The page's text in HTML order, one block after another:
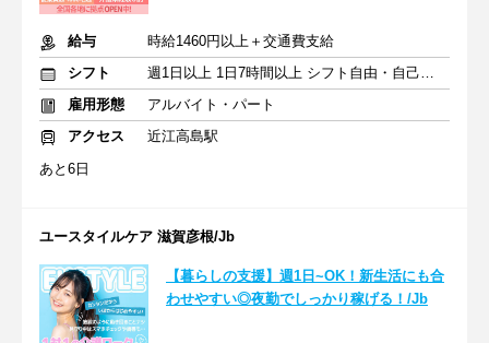
給与
時給1460円以上＋交通費支給
シフト
週1日以上 1日7時間以上 シフト自由・自己申告
雇用形態
アルバイト・パート
アクセス
近江高島駅
あと6日
ユースタイルケア 滋賀彦根/Jb
【暮らしの支援】週1日~OK！新生活にも合
わせやすい◎夜勤でしっかり稼げる！/Jb